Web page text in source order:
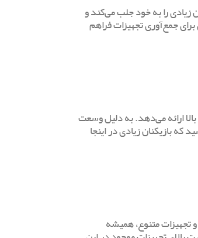
زیادی را به خود جلب می‌کند و
جمع‌آوری تجهیزات فراهم
ارائه می‌دهد. به دلیل وسعت
که بازیکنان زیادی در اینجا
تجهیزات متنوع، همیشه